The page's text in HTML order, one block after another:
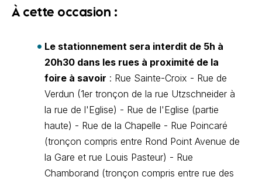
À cette occasion :
Le stationnement sera interdit de 5h à
20h30 dans les rues à proximité de la
foire à savoir : Rue Sainte-Croix - Rue de
Verdun (1er tronçon de la rue Utzschneider à
la rue de l'Eglise) - Rue de l'Eglise (partie
haute) - Rue de la Chapelle - Rue Poincaré
(tronçon compris entre Rond Point Avenue de
la Gare et rue Louis Pasteur) - Rue
Chamborand (tronçon compris entre rue des